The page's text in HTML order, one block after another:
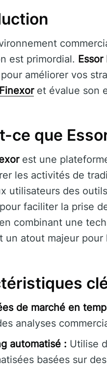
est primordial. Essor
améliorer vos
et évalue son
ce que
est une
les activités de
utilisateurs des
faciliter la prise
combinant une
un atout majeur
de marché en
analyses
automatisé : Utilise
basées sur